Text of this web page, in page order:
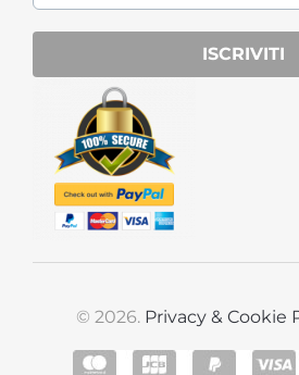
© 2026. Privacy & Cookie